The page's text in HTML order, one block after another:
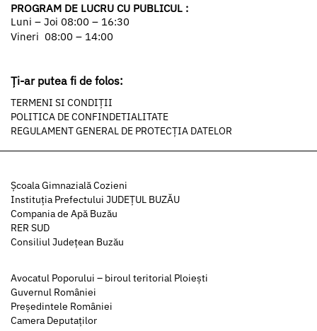
PROGRAM DE LUCRU CU PUBLICUL :
Luni – Joi 08:00 – 16:30
Vineri 08:00 – 14:00
Ți-ar putea fi de folos:
TERMENI SI CONDIȚII
POLITICA DE CONFINDETIALITATE
REGULAMENT GENERAL DE PROTECȚIA DATELOR
Şcoala Gimnazială Cozieni
Instituția Prefectului JUDEȚUL BUZĂU
Compania de Apă Buzău
RER SUD
Consiliul Județean Buzău
Avocatul Poporului – biroul teritorial Ploiești
Guvernul României
Președintele României
Camera Deputaților